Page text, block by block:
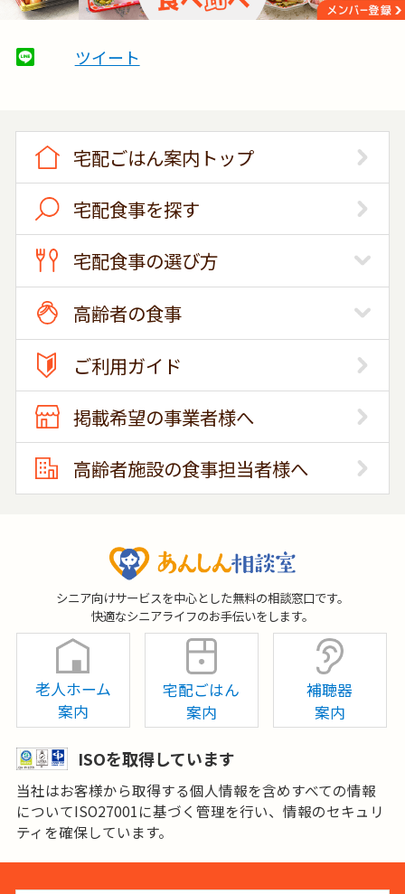
ツイート
宅配ごはん案内トップ
宅配食事を探す
宅配食事の選び方
高齢者の食事
ご利用ガイド
掲載希望の事業者様へ
高齢者施設の食事担当者様へ
シニア向けサービスを中心とした無料の相談窓口です。
快適なシニアライフのお手伝いをします。
老人ホーム
案内
宅配ごはん
案内
補聴器
案内
ISOを取得しています
当社はお客様から取得する個人情報を含めすべての情報
についてISO27001に基づく管理を行い、情報のセキュリ
ティを確保しています。